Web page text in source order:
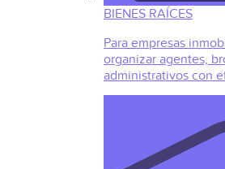
BIENES RAÍCES
Para empresas
organizar agentes,
administrativos con